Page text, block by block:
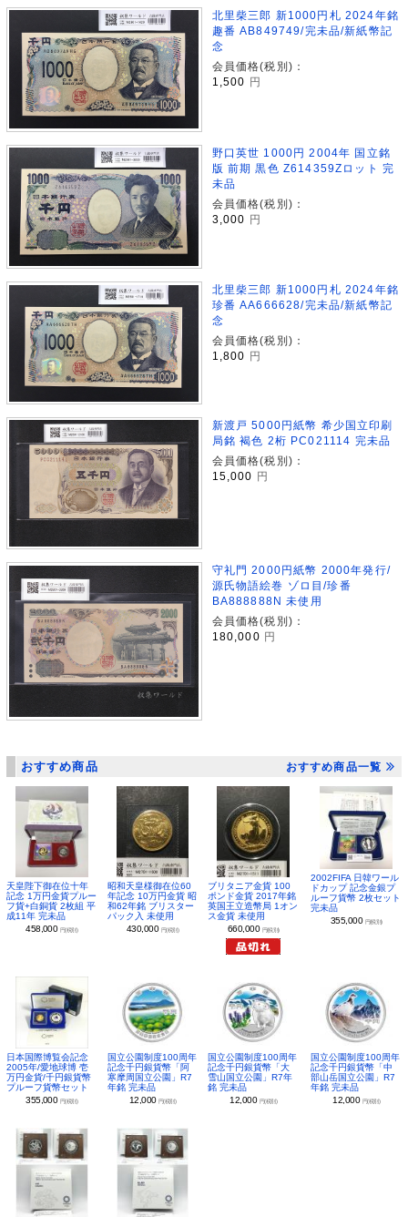
北里柴三郎 新1000円札 2024年銘
趣番 AB849749/完未品/新紙幣記
念
会員価格(税別)：
1,500
円
野口英世 1000円 2004年 国立銘
版 前期 黒色 Z614359Zロット 完
未品
会員価格(税別)：
3,000 円
北里柴三郎 新1000円札 2024年銘
珍番 AA666628/完未品/新紙幣記
念
会員価格(税別)：
1,800
円
新渡戸 5000円紙幣 希少国立印刷
局銘 褐色 2桁 PC021114 完未品
会員価格(税別)：
15,000
円
守礼門 2000円紙幣 2000年発行/
源氏物語絵巻 ゾロ目/珍番
BA888888N 未使用
会員価格(税別)：
180,000 円
おすすめ商品 おすすめ商品一覧
天皇陛下御在位十年
記念 1万円金貨プルー
フ貨+白銅貨 2枚組 平
成11年 完未品
458,000 円(税別)
昭和天皇様御在位60
年記念 10万円金貨 昭
和62年銘 ブリスター
パック入 未使用
430,000 円(税別)
ブリタニア金貨 100
ポンド金貨 2017年銘
英国王立造幣局 1オン
ス金貨 未使用
660,000 円(税別)
2002FIFA 日韓ワール
ドカップ 記念金銀プ
ルーフ貨幣 2枚セット
完未品
355,000 円(税別)
日本国際博覧会記念
2005年/愛地球博 壱
万円金貨/千円銀貨幣
プルーフ貨幣セット
355,000 円(税別)
国立公園制度100周年
記念千円銀貨幣「阿
寒摩周国立公園」R7
年銘 完未品
12,000 円(税別)
国立公園制度100周年
記念千円銀貨幣「大
雪山国立公園」R7年
銘 完未品
12,000 円(税別)
国立公園制度100周年
記念千円銀貨幣「中
部山岳国立公園」R7
年銘 完未品
12,000 円(税別)